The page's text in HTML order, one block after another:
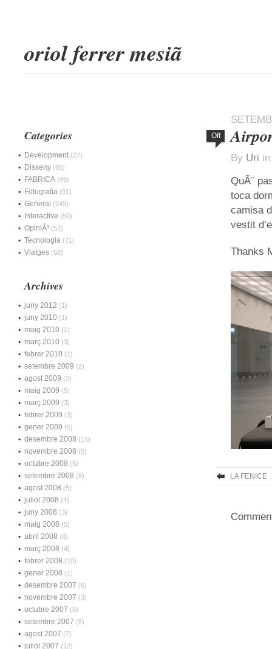
oriol ferrer mesiã
Off
By Uri
QuÃ¨
toca
camisa
vestit
Thanks
LA FENICE
Categories
Development (27)
Disseny (65)
FABRICA (99)
Fotografia (91)
General (249)
Interactive (50)
OpiniÃ³ (53)
Tecnologia (71)
Viatges (68)
Archives
juny 2012 (1)
juny 2010 (1)
maig 2010 (1)
març 2010 (3)
febrer 2010 (1)
setembre 2009 (2)
agost 2009 (3)
maig 2009 (5)
març 2009 (3)
febrer 2009 (3)
gener 2009 (5)
desembre 2008 (15)
novembre 2008 (5)
octubre 2008 (5)
setembre 2008 (6)
agost 2008 (5)
juliol 2008 (4)
juny 2008 (3)
maig 2008 (5)
abril 2008 (8)
març 2008 (4)
febrer 2008 (10)
gener 2008 (1)
desembre 2007 (6)
novembre 2007 (3)
octubre 2007 (8)
setembre 2007 (8)
agost 2007 (7)
juliol 2007 (12)